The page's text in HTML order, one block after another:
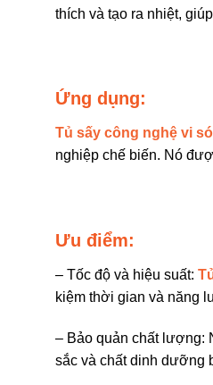
thích và tạo ra nhiệt,
Ứng dụng:
Tủ sấy công nghệ vi
nghiệp chế biến. Nó
Ưu điểm:
– Tốc độ và hiệu suất:
kiệm thời gian và năng
– Bảo quản chất lượng:
sắc và chất dinh dưỡng